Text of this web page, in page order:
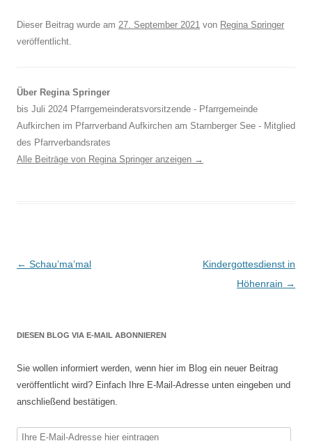
Dieser Beitrag wurde am 27. September 2021 von Regina Springer
veröffentlicht.
Über Regina Springer
bis Juli 2024 Pfarrgemeinderatsvorsitzende - Pfarrgemeinde
Aufkirchen im Pfarrverband Aufkirchen am Starnberger See - Mitglied
des Pfarrverbandsrates
Alle Beiträge von Regina Springer anzeigen →
Beitragsnavigation
← Schau’ma’mal
Kindergottesdienst in
Höhenrain →
DIESEN BLOG VIA E-MAIL ABONNIEREN
Sie wollen informiert werden, wenn hier im Blog ein neuer Beitrag
veröffentlicht wird? Einfach Ihre E-Mail-Adresse unten eingeben und
anschließend bestätigen.
Ihre